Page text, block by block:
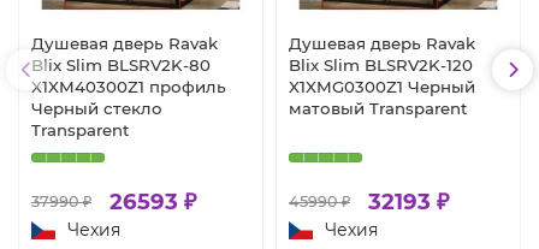
Душевая дверь Ravak
Blix Slim BLSRV2K-80
X1XM40300Z1 профиль
Черный стекло
Transparent
37990 ₽ 26593 ₽
Чехия
Душевая дверь Ravak
Blix Slim BLSRV2K-120
X1XMG0300Z1 Черный
матовый Transparent
45990 ₽ 32193 ₽
Чехия